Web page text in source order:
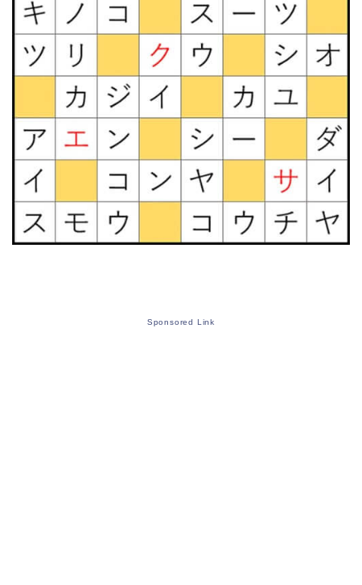
Sponsored Link